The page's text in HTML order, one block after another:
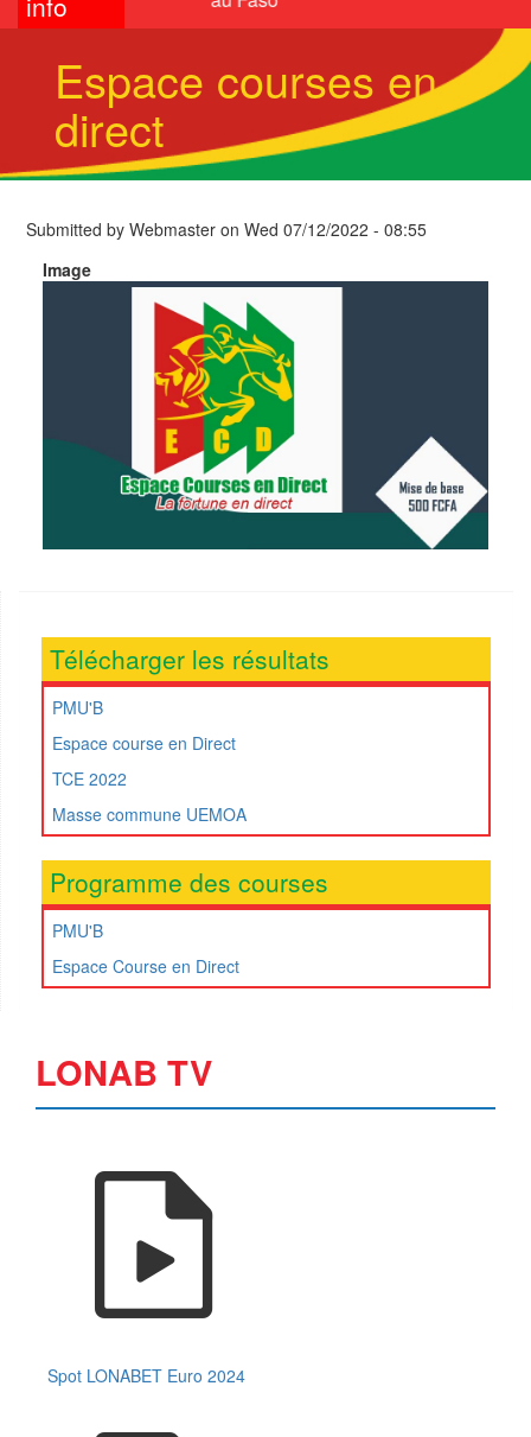
Espace courses en
direct
Submitted by Webmaster on Wed 07/12/2022 - 08:55
Image
Télécharger les résultats
PMU'B
Espace course en Direct
TCE 2022
Masse commune UEMOA
Programme des courses
PMU'B
Espace Course en Direct
LONAB TV
Spot LONABET Euro 2024